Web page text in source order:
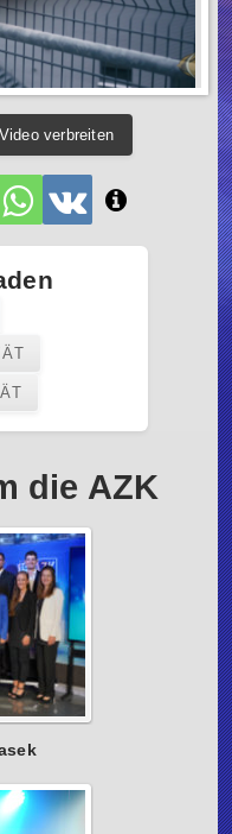
Video verbreiten
die AZK